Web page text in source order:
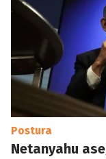
Postura
Netanyahu